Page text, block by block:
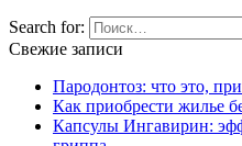
Search for:
Свежие записи
Пародонтоз: что это,
Как приобрести жилье
Капсулы Ингавирин: